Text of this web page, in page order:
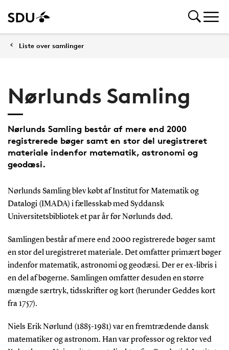
Liste over samlinger
Nørlunds Samling
Nørlunds Samling består af mere end 2000
registrerede bøger samt en stor del uregistreret
materiale indenfor matematik, astronomi og
geodæsi.
Nørlunds Samling blev købt af Institut for Matematik og
Datalogi (IMADA) i fællesskab med Syddansk
Universitetsbibliotek et par år før Nørlunds død.
Samlingen består af mere end 2000 registrerede bøger samt
en stor del uregistreret materiale. Det omfatter primært bøger
indenfor matematik, astronomi og geodæsi. Der er ex-libris i
en del af bøgerne. Samlingen omfatter desuden en større
mængde særtryk, tidsskrifter og kort (herunder Geddes kort
fra 1757).
Niels Erik Nørlund (1885-1981) var en fremtrædende dansk
matematiker og astronom. Han var professor og rektor ved